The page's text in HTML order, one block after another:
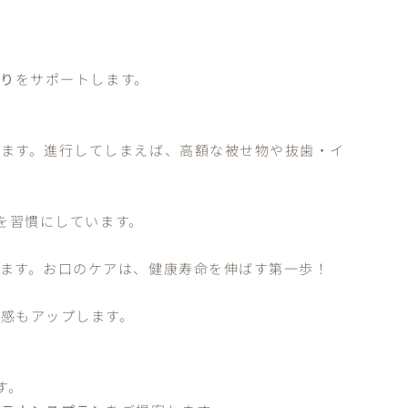
をサポートします。
す。進行してしまえば、高額な被せ物や抜歯・イ
慣にしています。
。お口のケアは、健康寿命を伸ばす第一歩！
もアップします。